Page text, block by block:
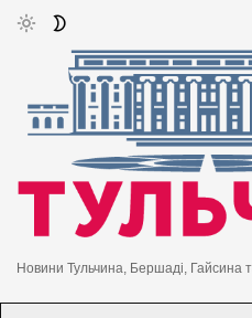
Новини Тульчина, Бершаді, Гайсина